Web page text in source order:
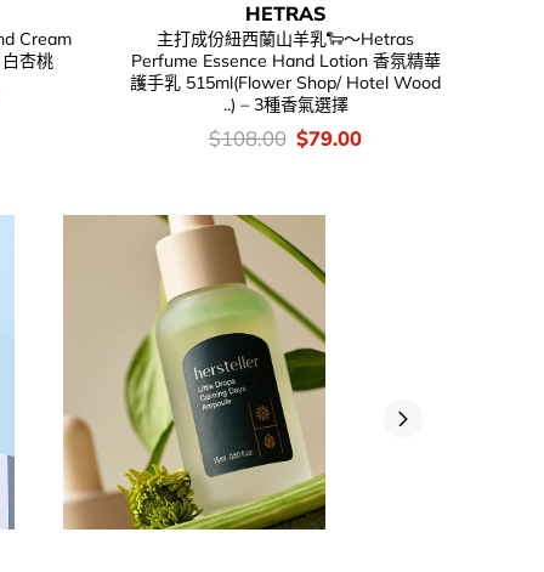
Cream
杏桃
HETRAS
主打成份紐西蘭山羊乳🐑～Hetras
Perfume Essence Hand Lotion 香氛精華
護手乳 515ml(Flower Shop/ Hotel Wood
..) – 3種香氣選擇
價
錢：
$108.00 Original
price
$79.00Current